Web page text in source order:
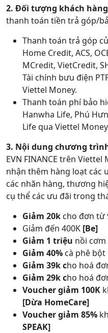
2. Đối tượng khách
thanh toán tiền trả góp/
Thanh toán trả góp
Home Credit, ACS,
MCredit, VietCredit,
Tài chính bưu điện
Viettel Money.
Thanh toán phí bảo
Hanwha Life, Phú
Life qua Viettel
3. Nội dung chương
EVN FINANCE trên
nhận thêm hàng loạt các
các nhãn hàng, thương
cụ thể các ưu đãi trong
Giảm 20k cho đơn từ
Giảm đến 400K [Be]
Giảm 1 triệu nồi
Giảm 40% cà phê
Giảm 39k cho hoá
Giảm 29k cho hoá
Voucher giảm 100K
[Dừa HomeCare]
Voucher giảm 85%
SPEAK]